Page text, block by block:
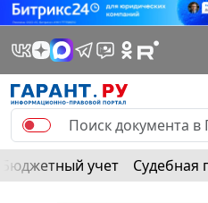
Бюджетный учет Судебная